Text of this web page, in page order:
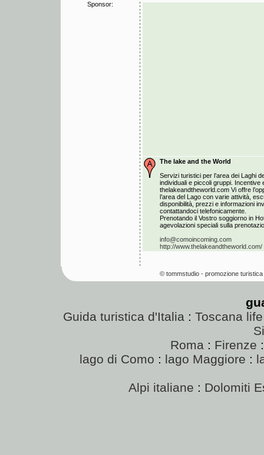
Sponsor:
The lake and the World
Servizi turistici per l’area dei Laghi
individuali e piccoli gruppi. Incentive
thelakeandtheworld.com Vi offre
l’area del Lago con varie attività,
disponibilità, prezzi e informazioni
contattandoci telefonicamente.
Prenotando il Vostro soggiorno in
agevolazioni speciali sulla
info@comoincoming.com
http://www.thelakeandtheworld.com/
© tommstudio - promozione turistica
Guida turistica d'Italia : Toscana
Roma: Firenze
lago di Como : lago Maggiore :
Alpi italiane : Dolomiti